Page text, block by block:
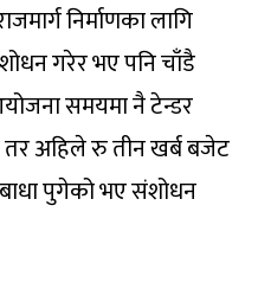
निर्माणका लागि
गरेर भए पनि चाँडै
समयमा नै टेन्डर
तर अहिले रु तीन खर्ब बजेट
पुगेको भए संशोधन